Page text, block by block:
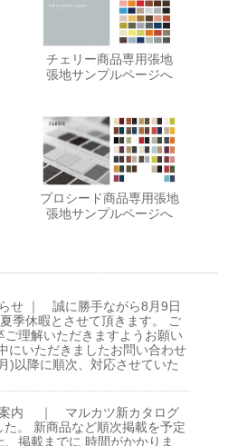
チェリー商品専用張地
張地サンプルページへ
プロシード商品専用張地
張地サンプルページへ